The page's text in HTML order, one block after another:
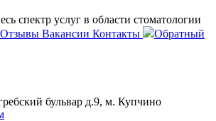
спектр услуг в области стоматологии
Отзывы Вакансии Контакты
Обратный
бульвар д.9, м. Купчино